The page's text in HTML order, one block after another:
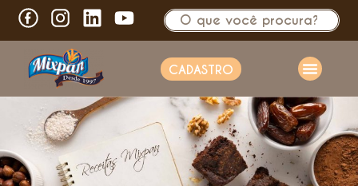
CADASTRO